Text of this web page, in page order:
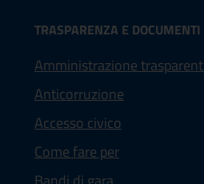
TRASPARENZA E DOCUMENTI
Amministrazione
Anticorruzione
Accesso civico
Come fare per